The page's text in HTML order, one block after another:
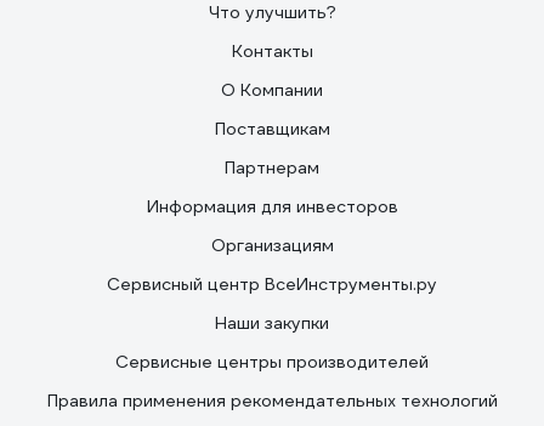
Что улучшить?
Контакты
О Компании
Поставщикам
Партнерам
Информация для инвесторов
Организациям
Сервисный центр ВсеИнструменты.ру
Наши закупки
Сервисные центры производителей
Правила применения рекомендательных технологий